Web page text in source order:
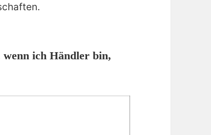
wenn ich Händler bin,